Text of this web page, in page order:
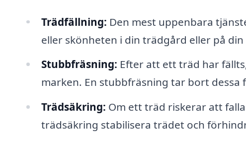
Trädfällning: Den mest uppenbara
eller skönheten i din trädgård eller på
Stubbfräsning: Efter att ett träd har
marken. En stubbfräsning tar bort
Trädsäkring: Om ett träd riskerar att
trädsäkring stabilisera trädet och